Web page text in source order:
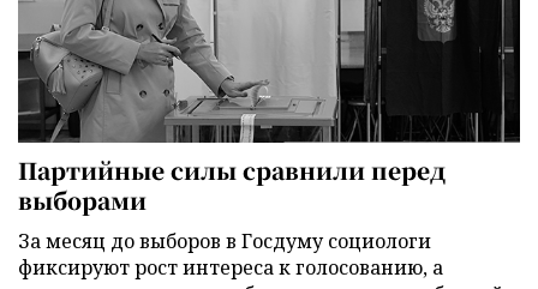
Партийные силы сравнили перед
выборами
За месяц до выборов в Госдуму социологи
фиксируют рост интереса к голосованию, а